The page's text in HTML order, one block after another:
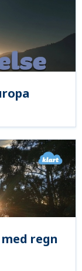
regn